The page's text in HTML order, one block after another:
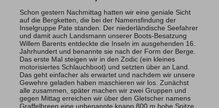
Schon gestern Nachmittag hatten wir eine geniale Sicht
auf die Bergketten, die bei der Namensfindung der
Inselgruppe Pate standen. Der niederländische Seefahrer
und damit auch Landsmann unserer Boots-Besatzung
Willem Barents entdeckte die Inseln im ausgehenden 16.
Jahrhundert und benannte sie nach der Form der Berge.
Das erste Mal steigen wir in den Zodic (ein kleines
motorisiertes Schlauchboot) und setzten über an Land.
Das geht einfacher als erwartet und nachdem wir unsere
Gewehre geladen haben maschieren wir los. Zunächst
alle zusammen, später machen wir zwei Gruppen und
gegen Mittag erreichen wir über den Gletscher namens
Graffelbreen eine unbenannte knapp 800 m hohe Spitze.